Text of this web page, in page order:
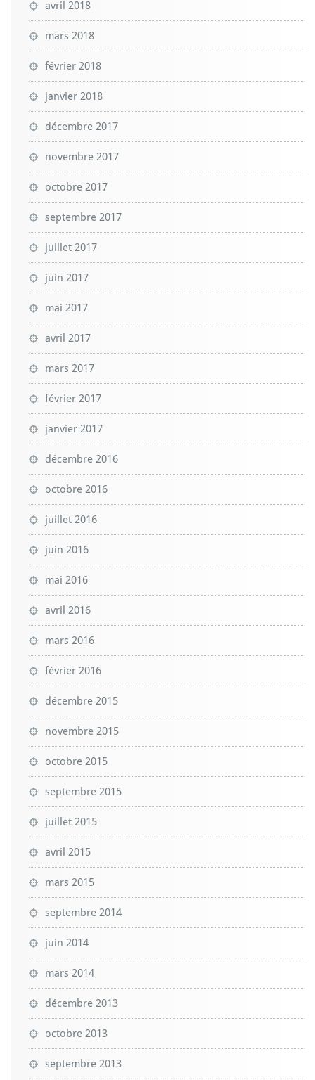
avril 2018
mars 2018
février 2018
janvier 2018
décembre 2017
novembre 2017
octobre 2017
septembre 2017
juillet 2017
juin 2017
mai 2017
avril 2017
mars 2017
février 2017
janvier 2017
décembre 2016
octobre 2016
juillet 2016
juin 2016
mai 2016
avril 2016
mars 2016
février 2016
décembre 2015
novembre 2015
octobre 2015
septembre 2015
juillet 2015
avril 2015
mars 2015
septembre 2014
juin 2014
mars 2014
décembre 2013
octobre 2013
septembre 2013